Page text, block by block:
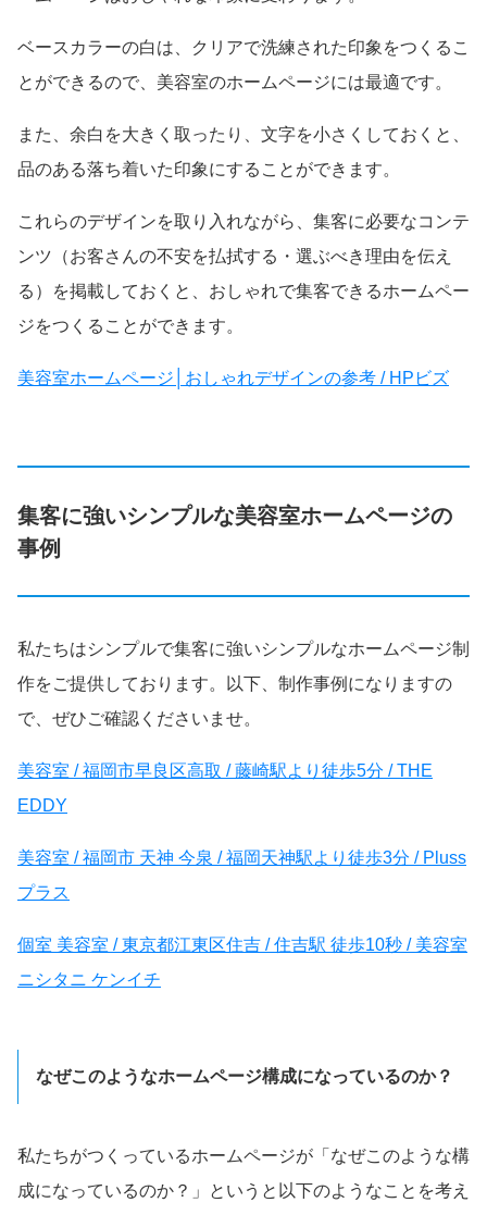
ベースカラーの白は、クリアで洗練された印象をつくるこ
とができるので、美容室のホームページには最適です。
また、余白を大きく取ったり、文字を小さくしておくと、
品のある落ち着いた印象にすることができます。
これらのデザインを取り入れながら、集客に必要なコンテ
ンツ（お客さんの不安を払拭する・選ぶべき理由を伝え
る）を掲載しておくと、おしゃれで集客できるホームペー
ジをつくることができます。
美容室ホームページ│おしゃれデザインの参考 / HPビズ
集客に強いシンプルな美容室ホームページの
事例
私たちはシンプルで集客に強いシンプルなホームページ制
作をご提供しております。以下、制作事例になりますの
で、ぜひご確認くださいませ。
美容室 / 福岡市早良区高取 / 藤崎駅より徒歩5分 / THE
EDDY
美容室 / 福岡市 天神 今泉 / 福岡天神駅より徒歩3分 / Pluss
プラス
個室 美容室 / 東京都江東区住吉 / 住吉駅 徒歩10秒 / 美容室
ニシタニ ケンイチ
なぜこのようなホームページ構成になっているのか？
私たちがつくっているホームページが「なぜこのような構
成になっているのか？」というと以下のようなことを考え